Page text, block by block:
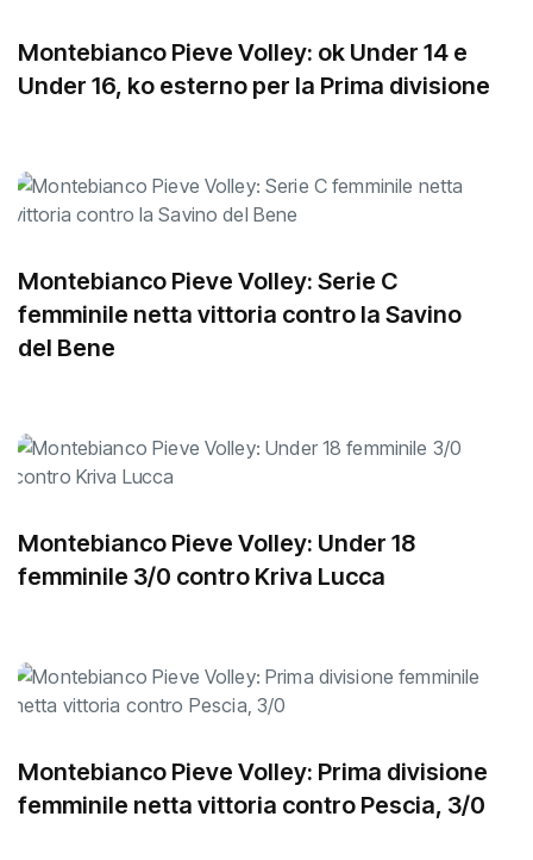
Montebianco Pieve Volley: ok Under 14 e
Montebianco Pieve Volley: Serie C
femminile netta vittoria contro la Savino
Montebianco Pieve Volley: Under 18
Montebianco Pieve Volley: Prima divisione